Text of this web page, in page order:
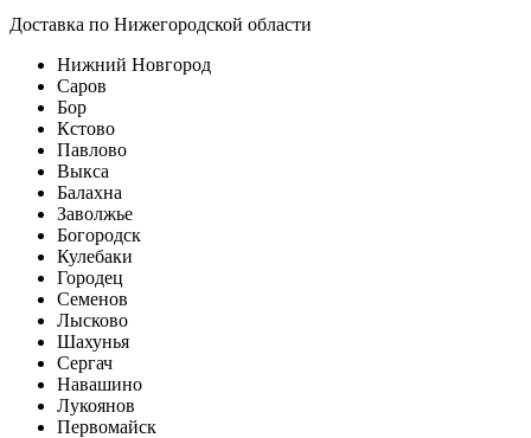
Доставка по Нижегородской области
Нижний Новгород
Саров
Бор
Кстово
Павлово
Выкса
Балахна
Заволжье
Богородск
Кулебаки
Городец
Семенов
Лысково
Шахунья
Сергач
Навашино
Лукоянов
Первомайск